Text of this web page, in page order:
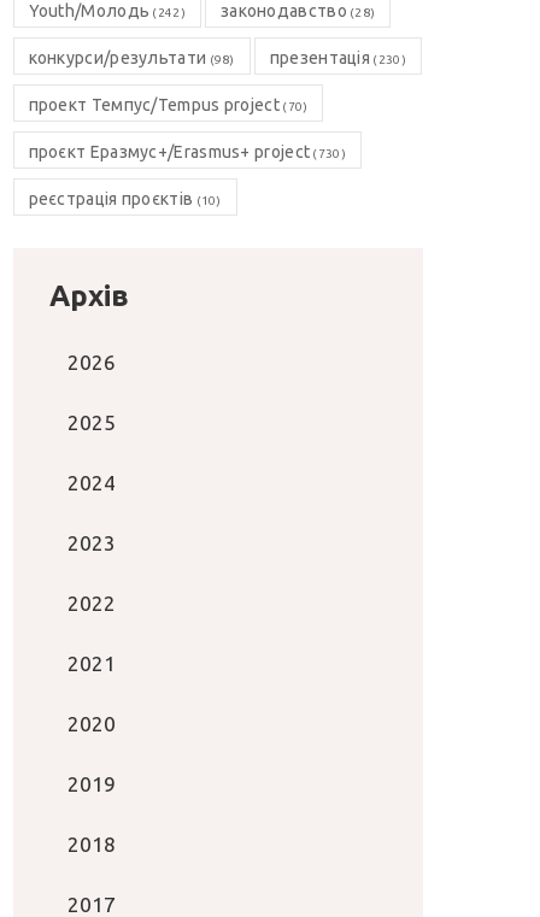
Youth/Молодь (242) законодавство (28)
конкурси/результати (98) презентація (230)
проект Темпус/Tempus project(70)
проєкт Еразмус+/Erasmus+ project (730)
реєстрація проєктів (10)
Архів
2026
2025
2024
2023
2022
2021
2020
2019
2018
2017